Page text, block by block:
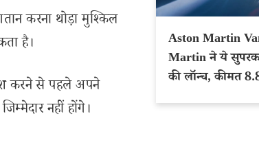
करना थोड़ा मुश्किल
है।
करने से पहले अपने
नहीं होंगे।
Aston Martin
Martin ने ये
की लॉन्च, कीमत